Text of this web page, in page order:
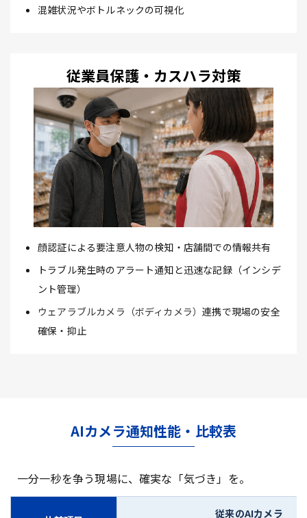
混雑状況やボトルネックの可視化
従業員保護・カスハラ対策
顔認証による要注意人物の検知・店舗間での情報共有
トラブル発生時のアラート通知と迅速な記録（インシデ
ント管理）
ウェアラブルカメラ（ボディカメラ）連携で現場の安全
確保・抑止
AIカメラ通知性能・比較表
一分一秒を争う現場に、確実な「気づき」を。
従来のAIカメラ